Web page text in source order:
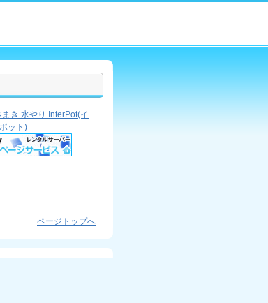
ページトップへ